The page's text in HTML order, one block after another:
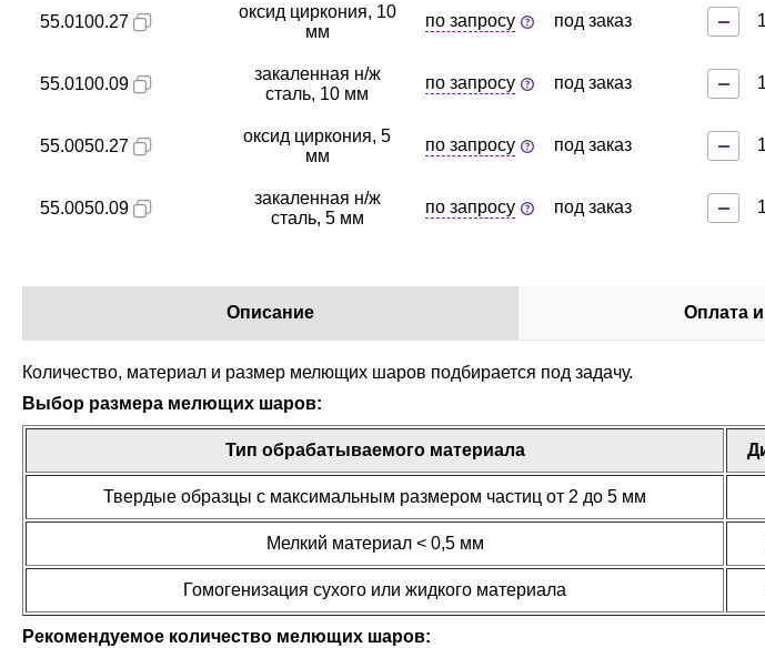
55.0100.27
оксид циркония, 10
мм
по запросу под заказ
55.0100.09
закаленная н/ж
сталь, 10 мм
по запросу под заказ
55.0050.27
оксид циркония, 5
мм
по запросу под заказ
55.0050.09
закаленная н/ж
сталь, 5 мм
по запросу под заказ
Описание Оплата
Количество, материал и размер мелющих шаров подбирается под задачу.
Выбор размера мелющих шаров:
Тип обрабатываемого материала
Твердые образцы с максимальным размером частиц от 2 до 5 мм
Мелкий материал < 0,5 мм
Гомогенизация сухого или жидкого материала
Рекомендуемое количество мелющих шаров: